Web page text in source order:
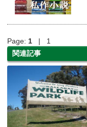
Page: 1 | 1
関連記事